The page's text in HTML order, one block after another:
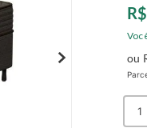
R$
ou
1